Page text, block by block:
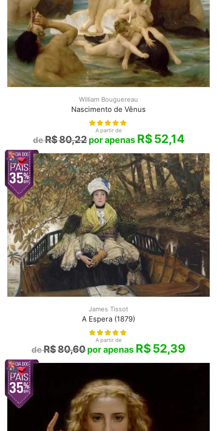
William Bouguereau
Nascimento de Vênus
A partir de
R$80,22 R$52,14
James Tissot
A Espera (1879)
A partir de
R$80,60 R$52,39